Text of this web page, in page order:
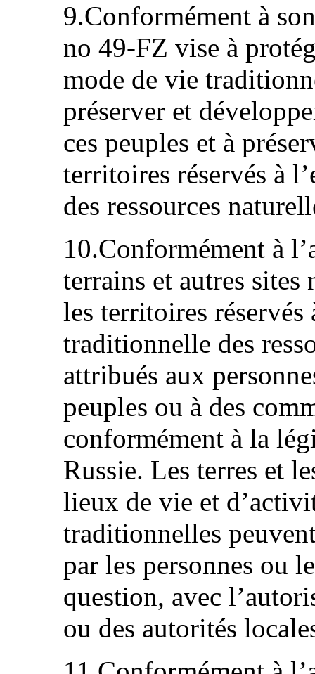
9.Conformément à
no 49-FZ vise à
mode de vie
préserver et
ces peuples et à
territoires réservés à
des ressources
10.Conformément à
terrains et autres sites
les territoires
traditionnelle des
attribués aux
peuples ou à des
conformément à la
Russie. Les terres et
lieux de vie et
traditionnelles
par les personnes ou
question, avec
ou des autorités